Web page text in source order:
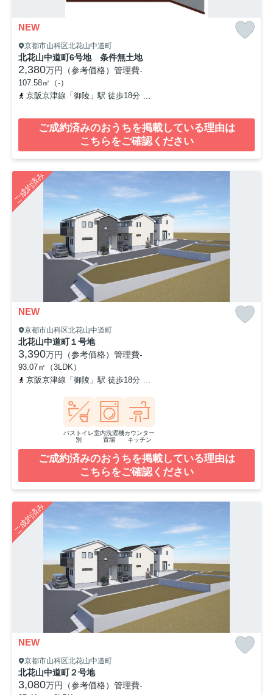
NEW
京都市山科区北花山中道町
北花山中道町6号地 条件無土地
2,380万円（参考価格） 管理費-
107.58㎡（-）
京阪京津線「御陵」駅 徒歩18分
ご成約済みのおうちを掲載している理由は
こちらをご確認ください
ご成約済み
NEW
京都市山科区北花山中道町
北花山中道町１号地
3,390万円（参考価格） 管理費-
93.07㎡（3LDK）
京阪京津線「御陵」駅 徒歩18分
バストイレ
別
室内洗濯機
置場
カウンター
キッチン
ご成約済みのおうちを掲載している理由は
こちらをご確認ください
ご成約済み
NEW
京都市山科区北花山中道町
北花山中道町２号地
3,080万円（参考価格） 管理費-